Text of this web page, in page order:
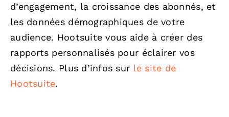
d’engagement, la croissance des abonnés, et
les données démographiques de votre
audience. Hootsuite vous aide à créer des
rapports personnalisés pour éclairer vos
décisions. Plus d’infos sur le site de
Hootsuite.